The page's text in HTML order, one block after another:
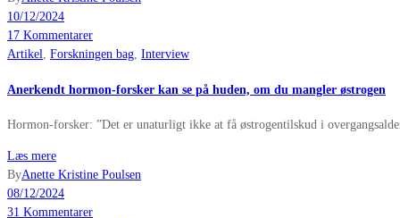
10/12/2024
17 Kommentarer
Artikel, Forskningen bag, Interview
Anerkendt hormon-forsker kan se på huden, om du mangler østrogen
Hormon-forsker: ”Det er unaturligt ikke at få østrogentilskud i
Læs mere
ByAnette Kristine Poulsen
08/12/2024
31 Kommentarer